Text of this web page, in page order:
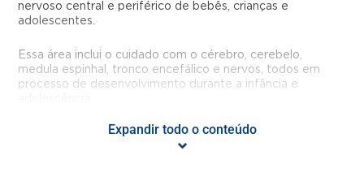
nervoso central e periférico de bebês, crianças e
adolescentes.
Essa área inclui o cuidado com o cérebro, cerebelo,
medula espinhal, tronco encefálico e nervos, todos em
processo de desenvolvimento durante a infância e
Por se tratar de uma fase de formação neurológica
intensa, é fundamental que o atendimento seja feito por
Expandir todo o conteúdo